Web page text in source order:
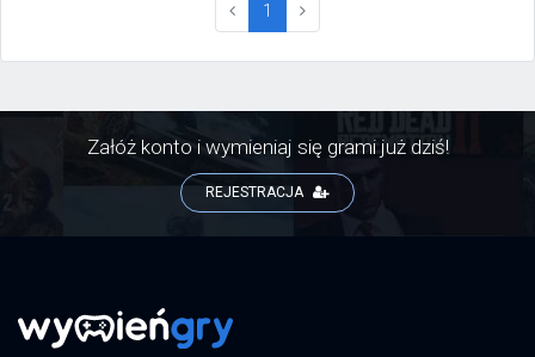
1 (current)
Załóż konto i wymieniaj się grami już dziś!
REJESTRACJA